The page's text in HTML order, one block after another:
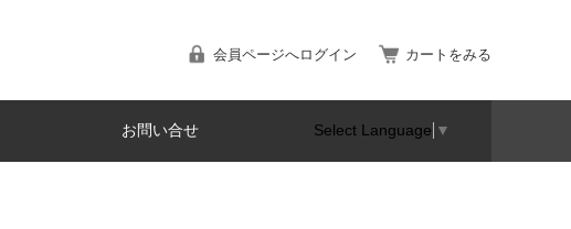
会員ページへログイン カートをみる
お問い合せ Select Language ▼